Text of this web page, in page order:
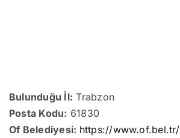
Bulunduğu İl: Trabzon
Posta Kodu: 61830
Of Belediyesi: https://www.of.bel.tr/